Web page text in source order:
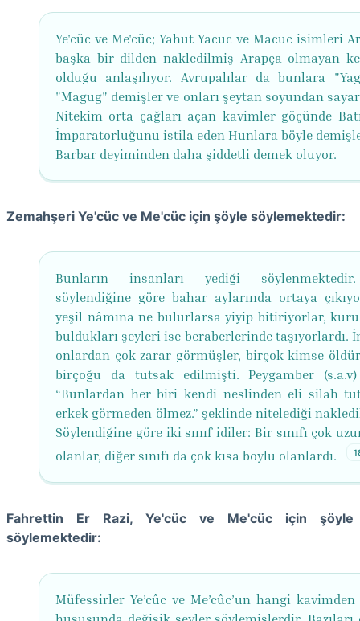
Ye'cüc ve Me'cüc; Yahut Yacuc ve Macuc isimleri
başka bir dilden nakledilmiş Arapça olmayan
olduğu anlaşılıyor. Avrupalılar da bunlara
"Magug" demişler ve onları şeytan soyundan
Nitekim orta çağları açan kavimler göçünde
İmparatorluğunu istila eden Hunlara böyle
Barbar deyiminden daha şiddetli demek oluyor.
Zemahşeri Ye'cüc ve Me'cüc için şöyle söylemektedir:
Bunların insanları yediği
söylendiğine göre bahar aylarında ortaya
yeşil nâmına ne bulurlarsa yiyip bitiriyorlar,
buldukları şeyleri ise beraberlerinde taşıyorlardı.
onlardan çok zarar görmüşler, birçok kimse
birçoğu da tutsak edilmişti. Peygamber
“Bunlardan her biri kendi neslinden eli silah
erkek görmeden ölmez.” şeklinde nitelediği
Söylendiğine göre iki sınıf idiler: Bir sınıfı çok
olanlar, diğer sınıfı da çok kısa boylu olanlardı.
Fahrettin Er Razi, Ye'cüc ve Me'cüc için şöyle
söylemektedir:
Müfessirler Ye’cûc ve Me’cûc’un hangi